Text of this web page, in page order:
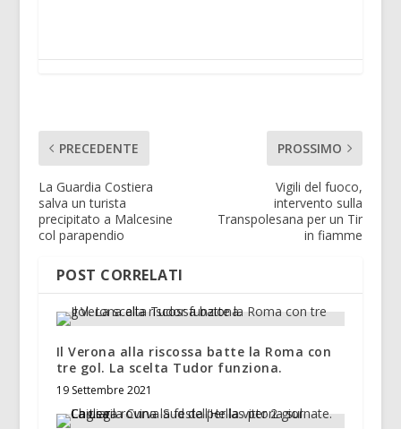
PRECEDENTE
La Guardia Costiera
salva un turista
precipitato a Malcesine
col parapendio
PROSSIMO
Vigili del fuoco,
intervento sulla
Transpolesana per un Tir
in fiamme
POST CORRELATI
Il Verona alla riscossa batte la Roma con
tre gol. La scelta Tudor funziona.
19 Settembre 2021